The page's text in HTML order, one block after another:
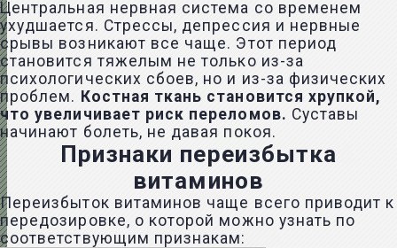
Центральная нервная система со временем
ухудшается. Стрессы, депрессия и нервные
срывы возникают все чаще. Этот период
становится тяжелым не только из-за
психологических сбоев, но и из-за физических
проблем. Костная ткань становится хрупкой,
что увеличивает риск переломов. Суставы
начинают болеть, не давая покоя.
Признаки переизбытка
витаминов
Переизбыток витаминов чаще всего приводит к
передозировке, о которой можно узнать по
соответствующим признакам: